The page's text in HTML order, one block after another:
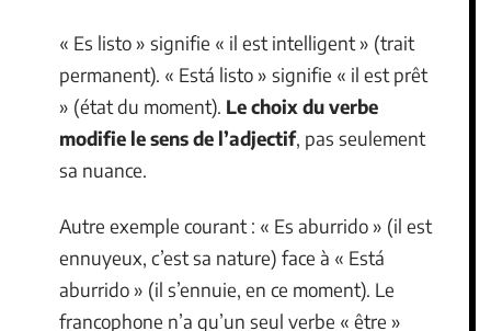
« Es listo » signifie « il est intelligent » (trait
permanent). « Está listo » signifie « il est prêt
» (état du moment). Le choix du verbe
modifie le sens de l’adjectif, pas seulement
sa nuance.
Autre exemple courant : « Es aburrido » (il est
ennuyeux, c’est sa nature) face à « Está
aburrido » (il s’ennuie, en ce moment). Le
francophone n’a qu’un seul verbe « être »